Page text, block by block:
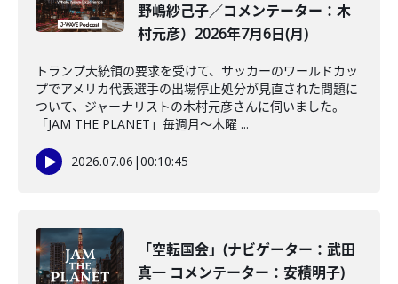
野嶋紗己子／コメンテーター：木
村元彦）2026年7月6日(月)
トランプ大統領の要求を受けて、サッカーのワールドカッ
プでアメリカ代表選手の出場停止処分が見直された問題に
ついて、ジャーナリストの木村元彦さんに伺いました。
「JAM THE PLANET」毎週月～木曜 ...
2026.07.06 |00:10:45
「空転国会」(ナビゲーター：武田
真一 コメンテーター：安積明子)